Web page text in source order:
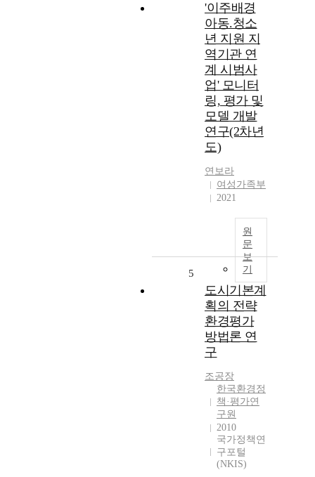
'이주배경
아동.청소
년 지원 지
역기관 연
계 시범사
업' 모니터
링, 평가 및
모델 개발
연구(2차년
도)
연보라
여성가족부
2021
원
문
보
기
5
도시기본계
획의 전략
환경평가
방법론 연
구
조공장
한국환경정
책·평가연
구원
2010
국가정책연
구포털
(NKIS)